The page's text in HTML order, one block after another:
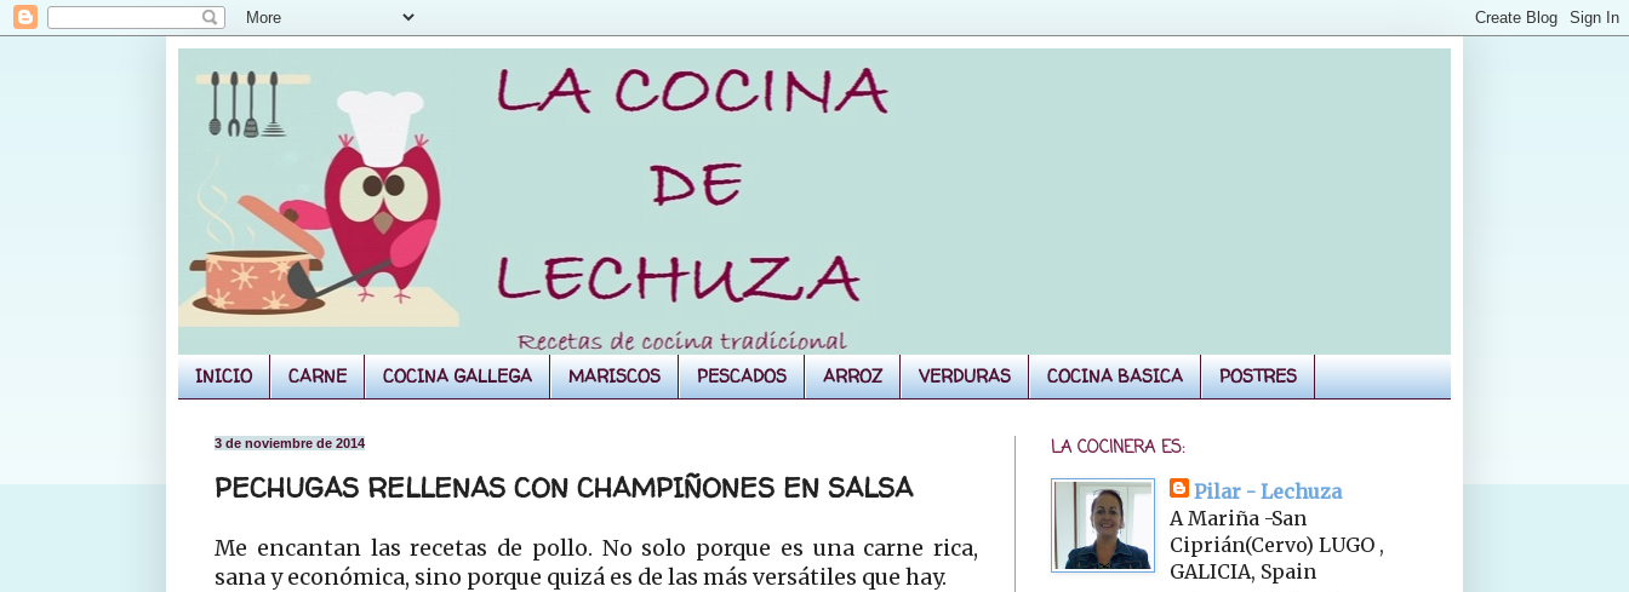
INICIO CARNE COCINA GALLEGA MARISCOS PESCADOS ARROZ VERDURAS COCINA BASICA POSTRES
3 de noviembre de 2014
PECHUGAS RELLENAS CON CHAMPIÑONES EN SALSA
Me encantan las recetas de pollo. No solo porque es una carne rica,
sana y económica, sino porque quizá es de las más versátiles que hay.
LA COCINERA ES:
Pilar - Lechuza
A Mariña -San
Ciprián(Cervo) LUGO ,
GALICIA, Spain